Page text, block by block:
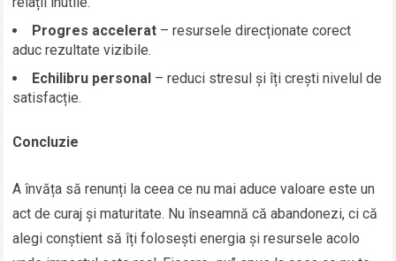
Progres accelerat – resursele direcționate corect
aduc rezultate vizibile.
Echilibru personal – reduci stresul și îți crești nivelul de
satisfacție.
Concluzie
A învăța să renunți la ceea ce nu mai aduce valoare este un
act de curaj și maturitate. Nu înseamnă că abandonezi, ci că
alegi conștient să îți folosești energia și resursele acolo